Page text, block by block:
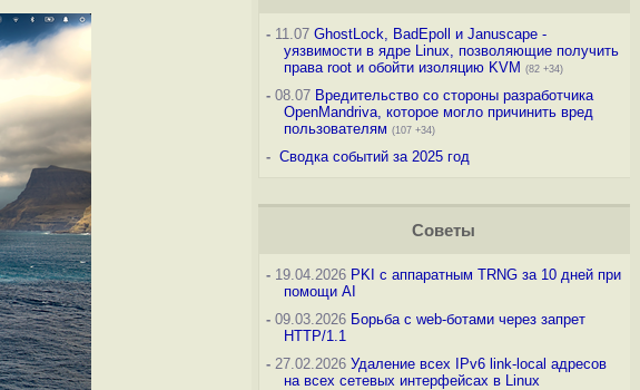
-11.07 GhostLock, BadEpoll и Januscape -
уязвимости в ядре Linux, позволяющие получить
права root и обойти изоляцию KVM (82 +34)
-08.07 Вредительство со стороны разработчика
OpenMandriva, которое могло причинить вред
пользователям (107 +34)
- Сводка событий за 2025 год
Советы
-19.04.2026 PKI с аппаратным TRNG за 10 дней при
помощи AI
-09.03.2026 Борьба с web-ботами через запрет
HTTP/1.1
-27.02.2026 Удаление всех IPv6 link-local адресов
на всех сетевых интерфейсах в Linux